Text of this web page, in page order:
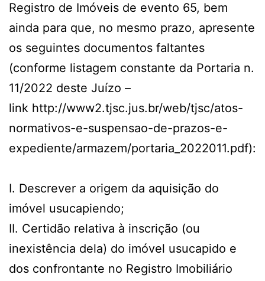
Registro de Imóveis de evento 65, bem
ainda para que, no mesmo prazo, apresente
os seguintes documentos faltantes
(conforme listagem constante da Portaria n.
11/2022 deste Juízo –
link http://www2.tjsc.jus.br/web/tjsc/atos-
normativos-e-suspensao-de-prazos-e-
expediente/armazem/portaria_2022011.pdf):
I. Descrever a origem da aquisição do
imóvel usucapiendo;
II. Certidão relativa à inscrição (ou
inexistência dela) do imóvel usucapido e
dos confrontante no Registro Imobiliário